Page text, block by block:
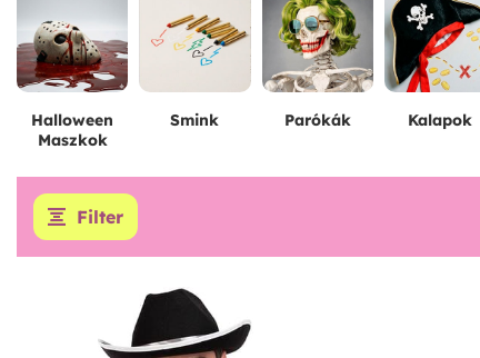
Halloween
Maszkok
Smink Parókák Kalapok
Filter